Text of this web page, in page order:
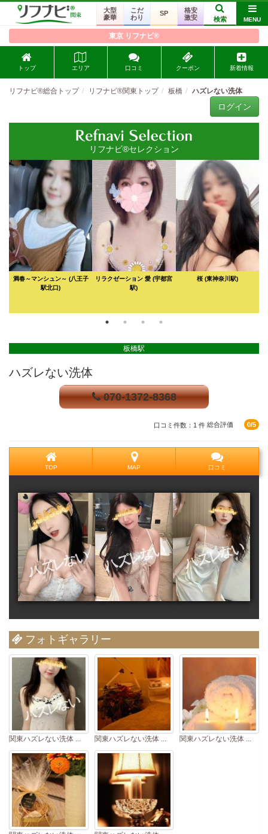
大型
豪華
こだ
わり
SP
格安
激安
検索 MENU
東京 リフナビ®
トップ エリア 口コミ クーポン 新着情報
リフナビ®総合トップ リフナビ®関東トップ 板橋 ハズレない洗体
ログイン
リフナビ®セレクション
満春～マンシュン～ (八王子
駅北口)
リラクゼーション 愛(宇都宮
駅)
桜 (東神奈川駅)
板橋駅
ハズレない洗体
070-1372-8368
口コミ件数：1 件 総合評価 0/5
TOP MAP 口コミ
フォトギャラリー
関東ハズレない洗体 ... 関東ハズレない洗体 ... 関東ハズレない洗体 ...